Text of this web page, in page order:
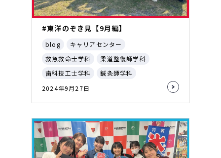
#東洋のぞき見【9月編】
blog
キャリアセンター
救急救命士学科
柔道整復師学科
歯科技工士学科
鍼灸師学科
2024年9月27日